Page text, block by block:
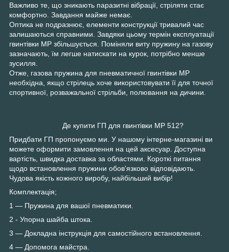
Важливо те, що зникають паразитні вібрації, стріляти стає
комфортно. Завдання майже немає.
Оптика не подразнює, елементи конструкції тривалий час
залишаються справними. Завдяки цьому термін експлуатації
гвинтівки MP збільшується. Поміняли виту пружину на газову
зазначають, їм легше натискати на курок, потрібно менше
зусилля.
Отже, газова пружина для пневматичної гвинтівки MP
необхідна, якщо стрілець хоче використовувати її для точної
спортивної, розважальної стрільби, полювання на дичини.
Де купити ГП для гвинтівки MP 512?
Придбати ГП пропонуємо ми. У нашому інтерне-магазині ви
можете оформити замовлення на цей аксесуар. Доступна
вартість, швидка доставка за областями. Короткі питання
щодо встановлення пружини обов'язково відповідають.
Чудова якість кожного виробу, найбільший вибір!
Комплектація;
1 — Пружина для вашої пневматики.
2 - Упорна шайба штока.
3 — Докладна інструкція для самостійного встановлення.
4 — Допомога майстра.